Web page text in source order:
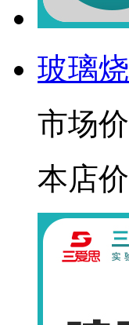
玻璃
市场价
本店